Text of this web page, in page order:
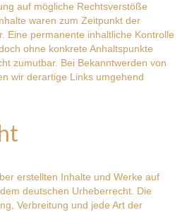
auf mögliche Rechtsverstöße
waren zum Zeitpunkt der
Eine permanente inhaltliche Kontrolle
ohne konkrete Anhaltspunkte
zumutbar. Bei Bekanntwerden von
wir derartige Links umgehend
erstellten Inhalte und Werke auf
deutschen Urheberrecht. Die
Verbreitung und jede Art der